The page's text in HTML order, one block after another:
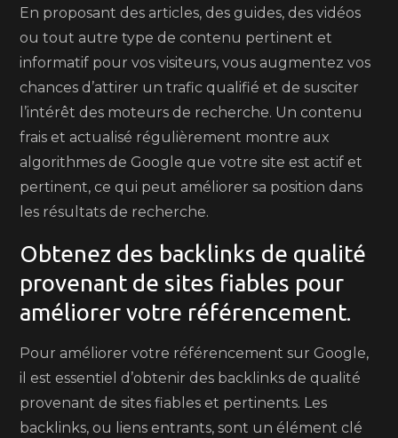
En proposant des articles, des guides, des vidéos
ou tout autre type de contenu pertinent et
informatif pour vos visiteurs, vous augmentez vos
chances d’attirer un trafic qualifié et de susciter
l’intérêt des moteurs de recherche. Un contenu
frais et actualisé régulièrement montre aux
algorithmes de Google que votre site est actif et
pertinent, ce qui peut améliorer sa position dans
les résultats de recherche.
Obtenez des backlinks de qualité
provenant de sites fiables pour
améliorer votre référencement.
Pour améliorer votre référencement sur Google,
il est essentiel d’obtenir des backlinks de qualité
provenant de sites fiables et pertinents. Les
backlinks, ou liens entrants, sont un élément clé